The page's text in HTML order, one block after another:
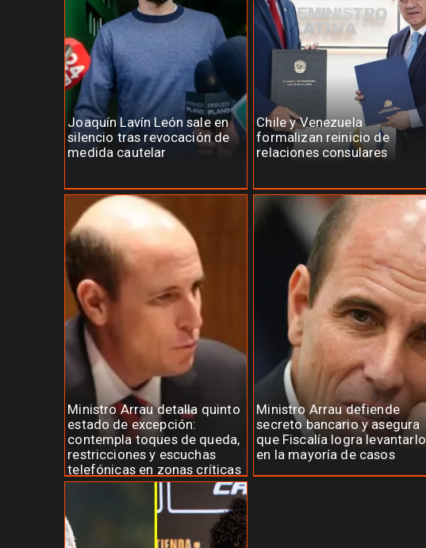
Joaquín Lavín León sale en
silencio tras revocación de
medida cautelar
Chile y Venezuela
formalizan reinicio de
relaciones consulares
Ministro Arrau detalla quinto
estado de excepción:
contempla toques de queda,
restricciones y escuchas
telefónicas en zonas críticas
Ministro Arrau defiende
secreto bancario y asegura
que Fiscalía logra levantarlo
en la mayoría de casos